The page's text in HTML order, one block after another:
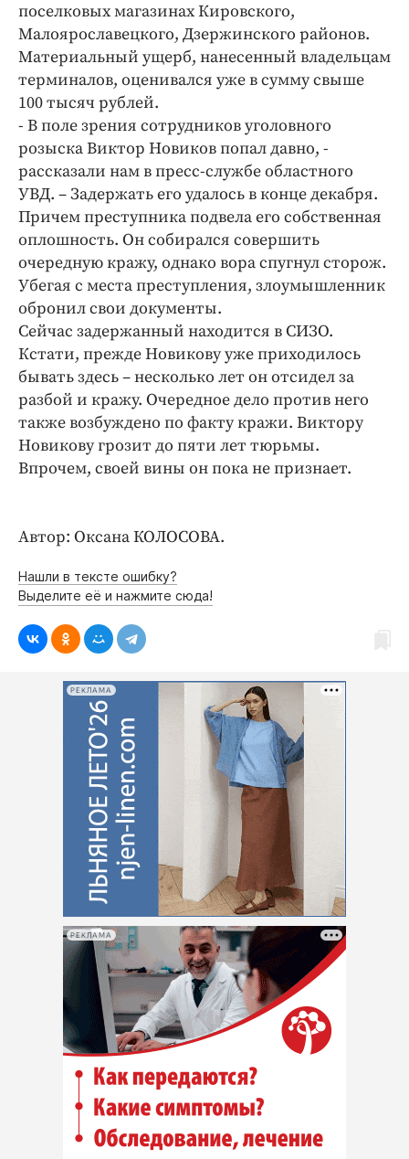
Работодатель года
поселковых магазинах Кировского,
Малоярославецкого, Дзержинского районов.
Материальный ущерб, нанесенный владельцам
терминалов, оценивался уже в сумму свыше
100 тысяч рублей.
- В поле зрения сотрудников уголовного
розыска Виктор Новиков попал давно, -
рассказали нам в пресс-службе областного
УВД. – Задержать его удалось в конце декабря.
Причем преступника подвела его собственная
оплошность. Он собирался совершить
очередную кражу, однако вора спугнул сторож.
Убегая с места преступления, злоумышленник
обронил свои документы.
Сейчас задержанный находится в СИЗО.
Кстати, прежде Новикову уже приходилось
бывать здесь – несколько лет он отсидел за
разбой и кражу. Очередное дело против него
также возбуждено по факту кражи. Виктору
Новикову грозит до пяти лет тюрьмы.
Впрочем, своей вины он пока не признает.
Автор: Оксана КОЛОСОВА.
Нашли в тексте ошибку?
Выделите её и нажмите сюда!
РЕКЛАМА
РЕКЛАМА